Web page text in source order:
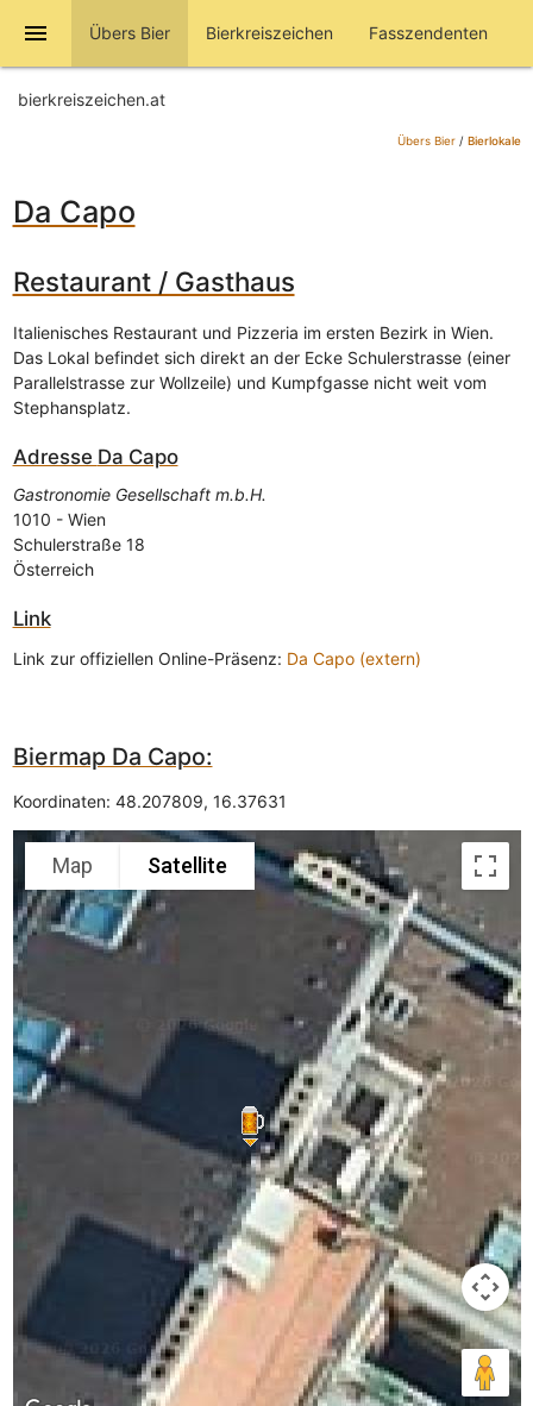
menu Übers Bier Bierkreiszeichen Fasszendenten
bierkreiszeichen.at
Übers Bier/ Bierlokale
Da Capo
Restaurant / Gasthaus
Italienisches Restaurant und Pizzeria im ersten Bezirk in Wien.
Das Lokal befindet sich direkt an der Ecke Schulerstrasse (einer
Parallelstrasse zur Wollzeile) und Kumpfgasse nicht weit vom
Stephansplatz.
Adresse Da Capo
Gastronomie Gesellschaft m.b.H.
1010 - Wien
Schulerstraße 18
Österreich
Link
Link zur offiziellen Online-Präsenz: Da Capo (extern)
Biermap Da Capo:
Koordinaten: 48.207809, 16.37631
Map Satellite